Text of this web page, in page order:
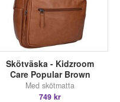
Skötväska - Kidzroom
Care Popular Brown
Med skötmatta
749 kr